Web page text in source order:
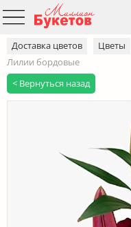
Доставка цветов Цветы
Лилии бордовые
< Вернуться назад